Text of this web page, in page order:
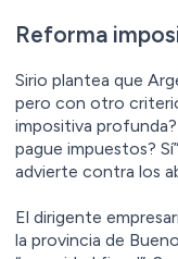
Reforma
Sirio plantea que
pero con otro
impositiva
pague impuestos?
advierte contra los
El dirigente
la provincia de